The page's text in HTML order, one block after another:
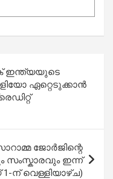
ഇന്ത്യയുടെ
ഏറ്റെടുക്കാൻ
ജോർജിന്റെ
ഇന്ന്
1-ന് വെള്ളിയാഴ്ച)